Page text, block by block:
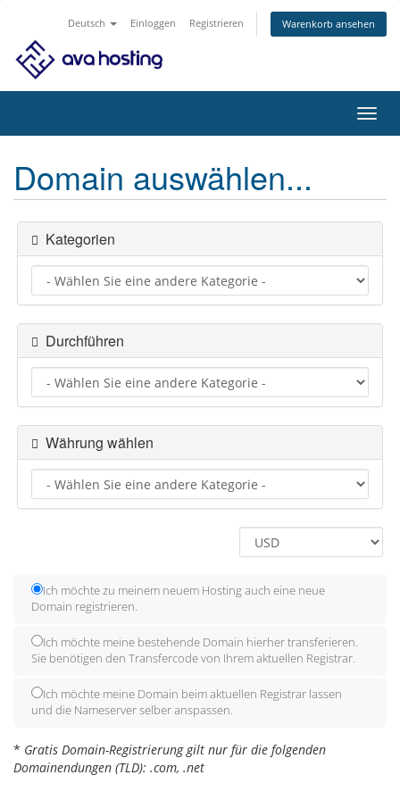
Deutsch Einloggen Registrieren Warenkorb ansehen
ein-/
Domain auswählen...
Kategorien
Durchführen
Währung wählen
Ich möchte zu meinem neuem Hosting auch eine neue
Domain registrieren.
Ich möchte meine bestehende Domain hierher transferieren.
Sie benötigen den Transfercode von Ihrem aktuellen Registrar.
Ich möchte meine Domain beim aktuellen Registrar lassen
und die Nameserver selber anspassen.
* Gratis Domain-Registrierung gilt nur für die folgenden
Domainendungen (TLD): .com, .net